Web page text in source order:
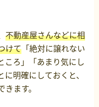
不動産屋さんなどに相
けて 「絶対に譲れない
ころ」「あまり気にし
明確にしておくと、
ます。